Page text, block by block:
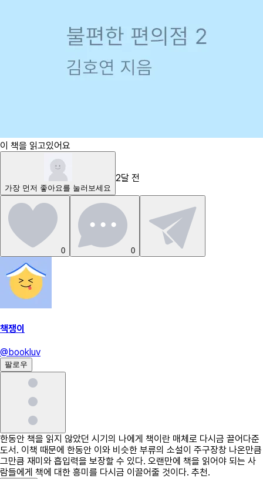
이 책을 읽고있어요
가장 먼저 좋아요 를 눌러보세요
2달 전
0 0
책쟁이
@ bookluv
팔로우
한동안 책을 읽지 않았던 시기의 나에게 책이란 매체로 다시금 끌어다준
도서. 이책 때문에 한동안 이와 비슷한 부류의 소설이 주구장창 나온만큼
그만큼 재미와 흡입력을 보장할 수 있다. 오랜만에 책을 읽어야 되는 사
람들에게 책에 대한 흥미를 다시금 이끌어줄 것이다. 추천.